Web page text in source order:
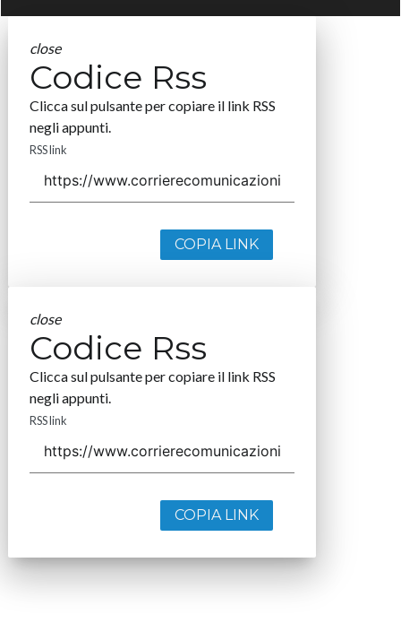
close
Codice Rss
Clicca sul pulsante per copiare il link RSS
negli appunti.
RSS link
COPIA LINK
close
Codice Rss
Clicca sul pulsante per copiare il link RSS
negli appunti.
RSS link
COPIA LINK